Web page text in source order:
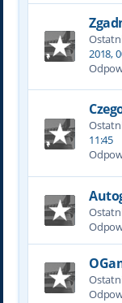
2018,
11:45